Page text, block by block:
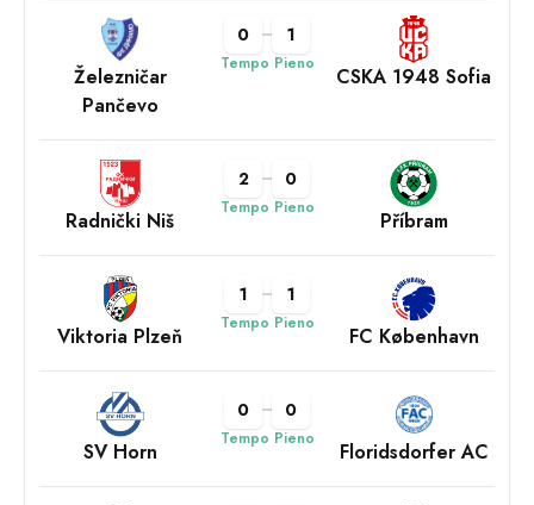
Železničar
Pančevo
0 1
Tempo Pieno CSKA 1948 Sofia
Radnički Niš
2 0
Tempo Pieno Příbram
Viktoria Plzeň
1 1
Tempo Pieno FC København
SV Horn
0 0
Tempo Pieno Floridsdorfer AC